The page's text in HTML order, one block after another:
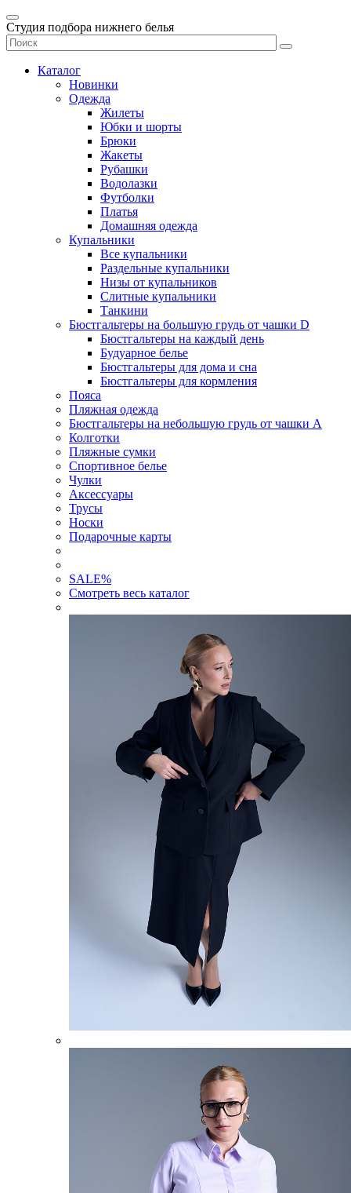
Студия подбора нижнего белья
Каталог
Новинки
Одежда
Жилеты
Юбки и шорты
Брюки
Жакеты
Рубашки
Водолазки
Футболки
Платья
Домашняя одежда
Купальники
Все купальники
Раздельные купальники
Низы от купальников
Слитные купальники
Танкини
Бюстгальтеры на большую грудь от чашки D
Бюстгальтеры на каждый день
Будуарное белье
Бюстгальтеры для дома и сна
Бюстгальтеры для кормления
Пояса
Пляжная одежда
Бюстгальтеры на небольшую грудь от чашки А
Колготки
Пляжные сумки
Спортивное белье
Чулки
Аксессуары
Трусы
Носки
Подарочные карты
SALE%
Смотреть весь каталог